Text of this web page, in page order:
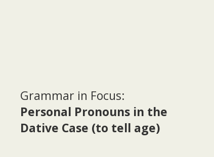
Grammar in Focus:
Personal Pronouns in the
Dative Case (to tell age)